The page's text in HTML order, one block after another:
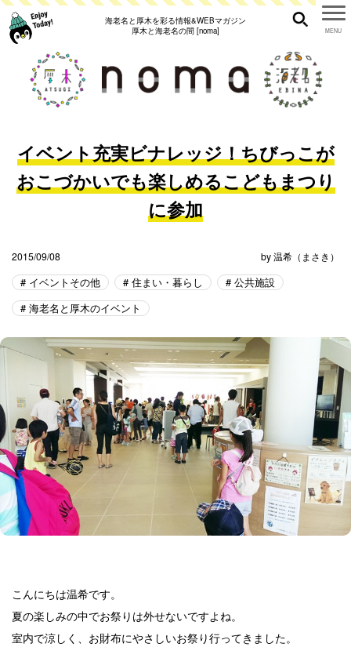
海老名と厚木を彩る情報&WEBマガジン
厚木と海老名の間 [noma]
イベント充実ビナレッジ！ちびっこが
おこづかいでも楽しめるこどもまつり
に参加
2015/09/08 by温希（まさき）
イベントその他 住まい・暮らし
公共施設
海老名と厚木のイベント
こんにちは温希です。
夏の楽しみの中でお祭りは外せないですよね。
室内で涼しく、お財布にやさしいお祭り行ってきました。